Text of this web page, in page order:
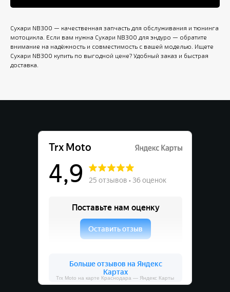
Сухари NB300 — качественная запчасть для обслуживания и тюнинга
мотоцикла. Если вам нужна Сухари NB300 для эндуро — обратите
внимание на надёжность и совместимость с вашей моделью. Ищете
Сухари NB300 купить по выгодной цене? Удобный заказ и быстрая
доставка.
Trx Moto на карте Краснодара — Яндекс Карты